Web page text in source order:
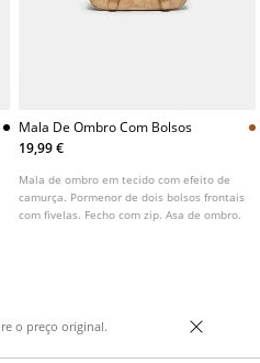
Mala De Ombro Com Bolsos
19,99 €
Mala de ombro em tecido com efeito de
camurça. Pormenor de dois bolsos frontais
com fivelas. Fecho com zip. Asa de ombro.
o preço original.